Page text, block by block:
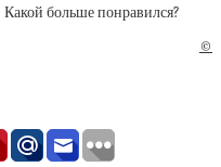
больше понравился?
©